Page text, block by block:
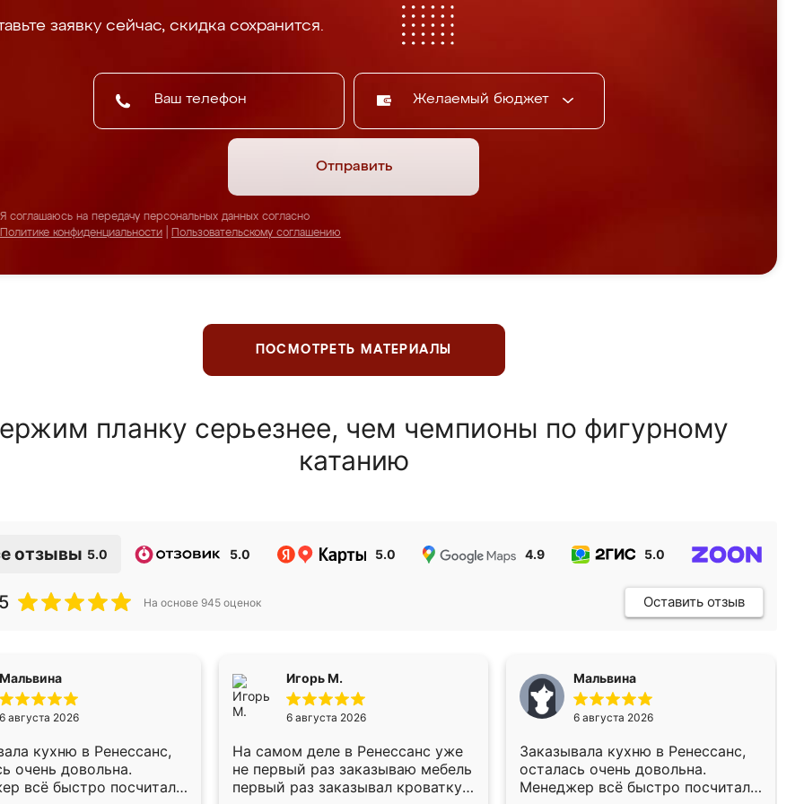
заявку сейчас, скидка сохранится.
Желаемый бюджет
Отправить
Я соглашаюсь на передачу персональных данных согласно
Политике конфиденциальности
Пользовательскому соглашению
ПОСМОТРЕТЬ МАТЕРИАЛЫ
планку серьезнее, чем чемпионы по фигурному
катанию
отзывы 5.0 5.0 5.0 4.9 5.0
На основе 945 оценок Оставить отзыв
Мальвина
6 августа 2026
кухню в Ренессанс,
очень довольна.
всё быстро посчитала,
Игорь М.
6 августа 2026
На самом деле в Ренессанс уже
не первый раз заказываю мебель
первый раз заказывал кроватку
Мальвина
6 августа 2026
Заказывала кухню в Ренессанс,
осталась очень довольна.
Менеджер всё быстро посчитала,